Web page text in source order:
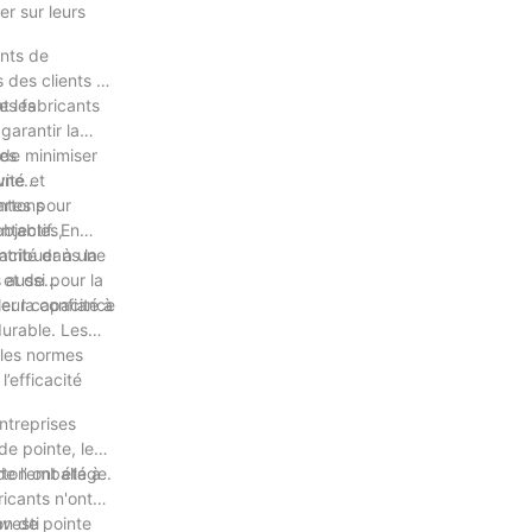
sur leurs
de
des clients et
lesfabricants
la
minimiser
et
pour
En
à une
pour la
dans la
et de
la confiance
capacité à
Les
normes
pointe, les
l’emballage.
ont été à
n'ont
de pointe